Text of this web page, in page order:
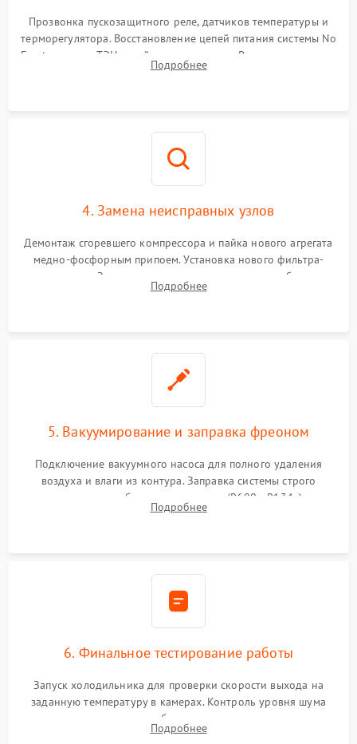
Прозвонка пускозащитного реле, датчиков температуры и
терморегулятора. Восстановление цепей питания системы No
Frost, включая ТЭН оттайки и вентилятор. Ремонт или замена
платы управления при сбоях алгоритмов.
Подробнее
4. Замена неисправных узлов
Демонтаж сгоревшего компрессора и пайка нового агрегата
медно-фосфорным припоем. Установка нового фильтра-
осушителя. Замена изношенных вентиляторов обдува,
сломанных заслонок или поврежденных дверных петель.
Подробнее
5. Вакуумирование и заправка фреоном
Подключение вакуумного насоса для полного удаления
воздуха и влаги из контура. Заправка системы строго
дозированным объемом хладагента (R600a, R134a) по
электронным весам. Контроль рабочего давления в системе.
Подробнее
6. Финальное тестирование работы
Запуск холодильника для проверки скорости выхода на
заданную температуру в камерах. Контроль уровня шума
компрессора, отсутствия обмерзания стенок и корректного
срабатывания системы автоматической оттайки.
Подробнее